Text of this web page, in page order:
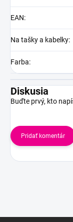
EAN:
Na tašky a kabelky:
Farba:
Diskusia
Buďte prvý, kto
Pridať komentár